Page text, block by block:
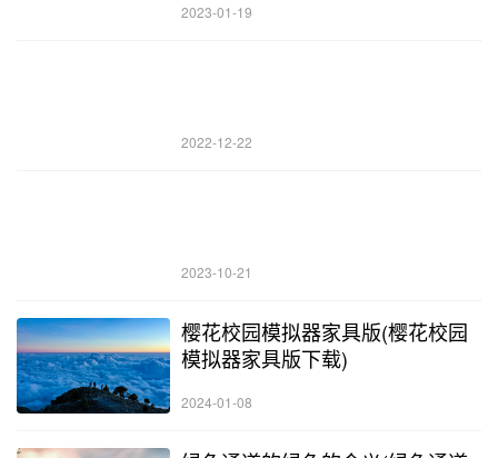
2023-01-19
2022-12-22
2023-10-21
樱花校园模拟器家具版(樱花校园
模拟器家具版下载)
2024-01-08